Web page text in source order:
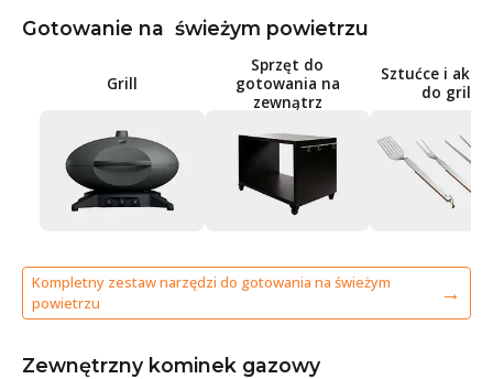
Gotowanie na świeżym powietrzu
Grill
Sprzęt do
gotowania na
zewnątrz
Sztućce i
do grilla
Kompletny zestaw narzędzi do gotowania na świeżym
powietrzu
Zewnętrzny kominek gazowy